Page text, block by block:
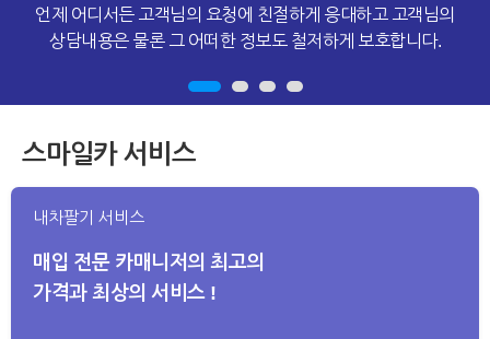
언제 어디서든 고객님의 요청에 친절하게 응대하고 고객님의
상담내용은 물론 그 어떠한 정보도 철저하게 보호합니다.
스마일카 서비스
내차팔기 서비스
매입 전문 카매니저의 최고의
가격과 최상의 서비스 !